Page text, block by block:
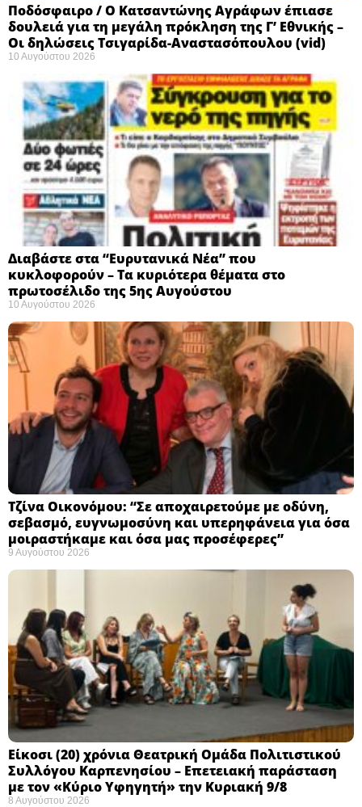
Ποδόσφαιρο / Ο Κατσαντώνης Αγράφων έπιασε
δουλειά για τη μεγάλη πρόκληση της Γ’ Εθνικής –
Οι δηλώσεις Τσιγαρίδα-Αναστασόπουλου (vid)
10 Αυγούστου 2026
Διαβάστε στα “Ευρυτανικά Νέα” που
κυκλοφορούν – Τα κυριότερα θέματα στο
πρωτοσέλιδο της 5ης Αυγούστου
10 Αυγούστου 2026
Τζίνα Οικονόμου: “Σε αποχαιρετούμε με οδύνη,
σεβασμό, ευγνωμοσύνη και υπερηφάνεια για όσα
μοιραστήκαμε και όσα μας προσέφερες”
9 Αυγούστου 2026
Eίκοσι (20) χρόνια Θεατρική Ομάδα Πολιτιστικού
Συλλόγου Καρπενησίου – Επετειακή παράσταση
με τον «Κύριο Υφηγητή» την Κυριακή 9/8
8 Αυγούστου 2026